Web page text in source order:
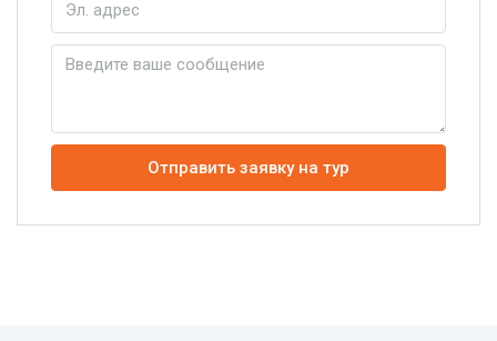
Отправить заявку на тур